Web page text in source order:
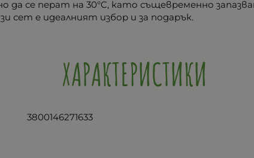
да се перат на 30°C, като същевременно
сет е идеалният избор и за подарък.
ХАРАКТЕРИСТИКИ
3800146271633